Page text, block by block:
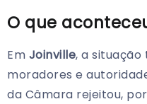
O que
Em Joinville, a
moradores e
da Câmara rejeitou,